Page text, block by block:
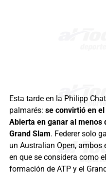
Esta tarde en la Philipp
palmarés: se convirtió en
Abierta en ganar al menos
Grand Slam. Federer solo
un Australian Open, ambos
en que se considera como
formación de ATP y el